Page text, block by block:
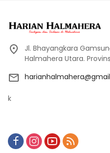
Jl. Bhayangkara
Halmahera Utara.
k